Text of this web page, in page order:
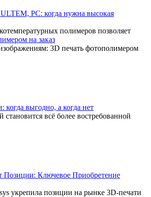
PC: когда нужна высокая
полимеров позволяет
на заказ
3D печать фотополимером
когда выгодно, а когда нет
становится всё более востребованной
Позиции: Ключевое Приобретение
укрепила позиции на рынке 3D-печати